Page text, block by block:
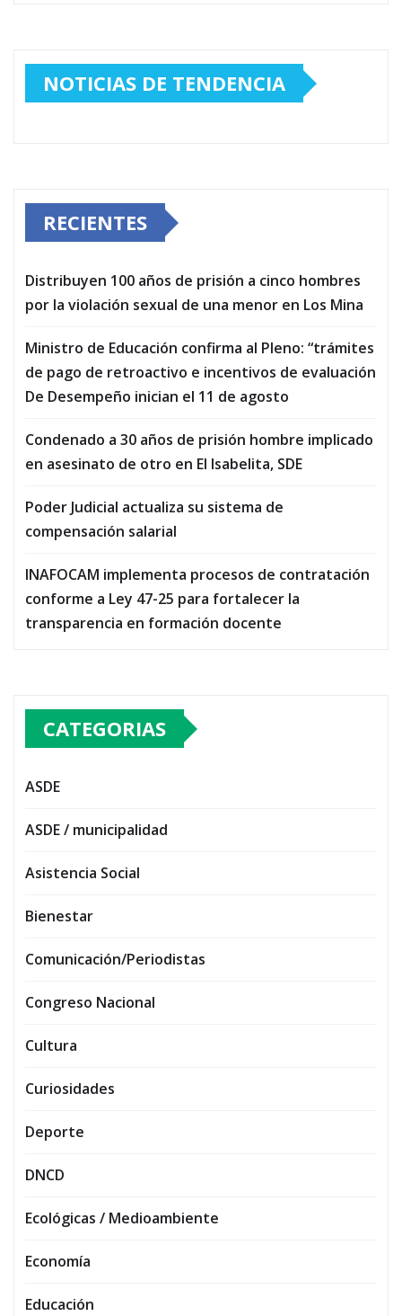
NOTICIAS DE TENDENCIA
RECIENTES
Distribuyen 100 años de prisión a cinco hombres
por la violación sexual de una menor en Los Mina
Ministro de Educación confirma al Pleno: “trámites
de pago de retroactivo e incentivos de evaluación
De Desempeño inician el 11 de agosto
Condenado a 30 años de prisión hombre implicado
en asesinato de otro en El Isabelita, SDE
Poder Judicial actualiza su sistema de
compensación salarial
INAFOCAM implementa procesos de contratación
conforme a Ley 47-25 para fortalecer la
transparencia en formación docente
CATEGORIAS
ASDE
ASDE / municipalidad
Asistencia Social
Bienestar
Comunicación/Periodistas
Congreso Nacional
Cultura
Curiosidades
Deporte
DNCD
Ecológicas / Medioambiente
Economía
Educación